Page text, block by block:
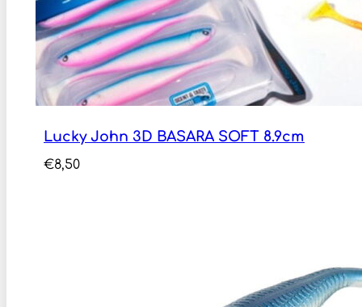
Lucky John 3D BASARA SOFT 8.9cm
€8,50